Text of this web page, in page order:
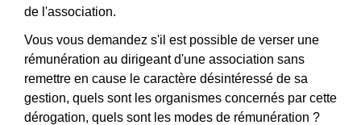
de l'association.
Vous vous demandez s'il est possible de verser une
rémunération au dirigeant d'une association sans
remettre en cause le caractère désintéressé de sa
gestion, quels sont les organismes concernés par cette
dérogation, quels sont les modes de rémunération ?